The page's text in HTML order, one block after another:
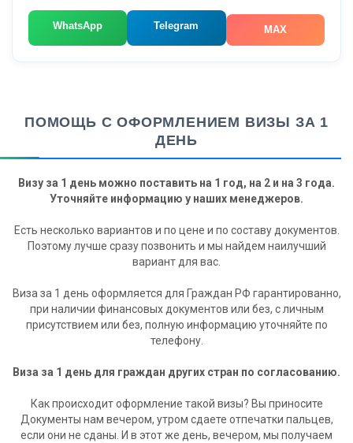
WhatsApp Telegram MAX
ПОМОЩЬ С ОФОРМЛЕНИЕМ ВИЗЫ ЗА 1
ДЕНЬ
Визу за 1 день можно поставить на 1 год, на 2 и на 3 года.
Уточняйте информацию у наших менеджеров.
Есть несколько вариантов и по цене и по составу документов.
Поэтому лучше сразу позвонить и мы найдем наилучший
вариант для вас.
Виза за 1 день оформляется для Граждан РФ гарантированно,
при наличии финансовых документов или без, с личным
присутствием или без, полную информацию уточняйте по
телефону.
Виза за 1 день для граждан других стран по согласованию.
Как происходит оформление такой визы? Вы приносите
Документы нам вечером, утром сдаете отпечатки пальцев,
если они не сданы. И в этот же день, вечером, мы получаем